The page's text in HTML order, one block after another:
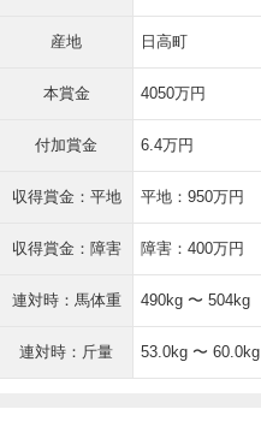
産地 日高町
本賞金 4050万円
付加賞金 6.4万円
収得賞金：平地 平地：950万円
収得賞金：障害 障害：400万円
連対時：馬体重 490kg 〜 504kg
連対時：斤量 53.0kg 〜 60.0kg